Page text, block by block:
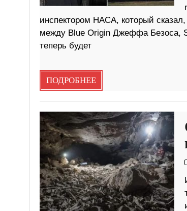
инспектором НАСА, который
между Blue Origin Джеффа Безоса,
теперь будет
ПОДРОБНЕЕ